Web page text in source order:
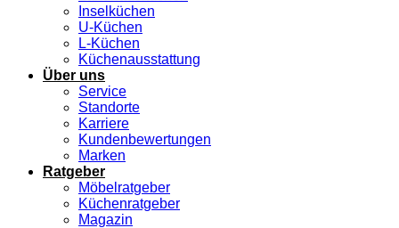
Inselküchen
U-Küchen
L-Küchen
Küchenausstattung
Über uns
Service
Standorte
Karriere
Kundenbewertungen
Marken
Ratgeber
Möbelratgeber
Küchenratgeber
Magazin